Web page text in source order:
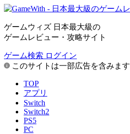
ゲームウィズ 日本最大級の
ゲームレビュー・攻略サイト
ゲーム検索 ログイン
このサイトは一部広告を含みます
TOP
アプリ
Switch
Switch2
PS5
PC